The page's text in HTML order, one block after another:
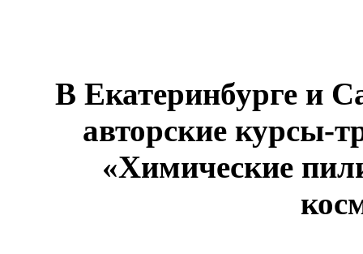
В Екатеринбурге и
авторские курсы-
«Химические